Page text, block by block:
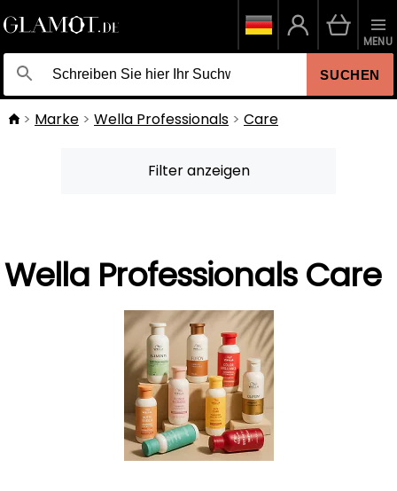
SUCHEN
MENU
Marke Wella Professionals Care
Filter anzeigen
Wella Professionals Care